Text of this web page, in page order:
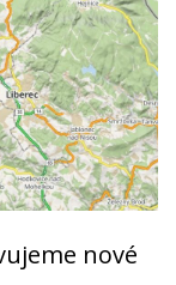
nové